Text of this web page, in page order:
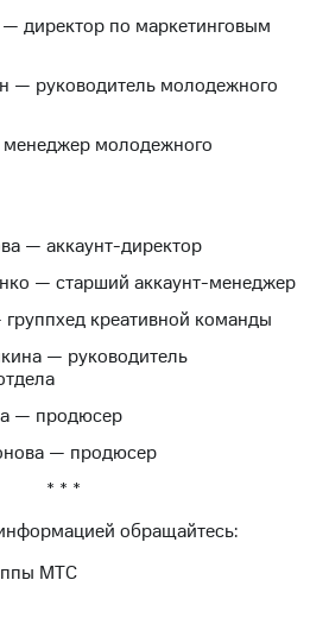
директор по маркетинговым
— руководитель молодежного
молодежного
— аккаунт-директор
— старший аккаунт-менеджер
креативной команды
— руководитель
— продюсер
— продюсер
* * *
обращайтесь:
МТС